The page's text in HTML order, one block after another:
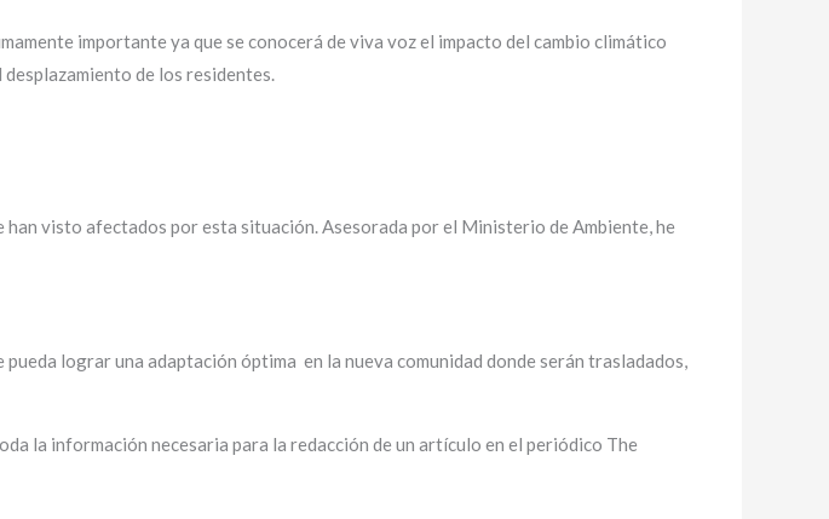
importante ya que se conocerá de viva voz el impacto del cambio climático
de los residentes.
visto afectados por esta situación. Asesorada por el Ministerio de Ambiente, he
lograr una adaptación óptima en la nueva comunidad donde serán trasladados,
la información necesaria para la redacción de un artículo en el periódico The